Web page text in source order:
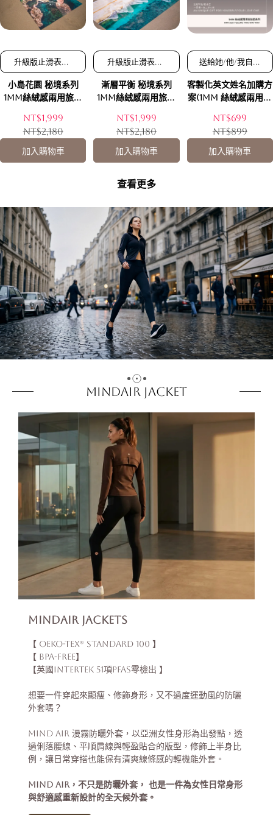
升級版止滑表層/
兩用瑜珈墊，是瑜
珈墊也是鋪巾/榮
獲多國設計獎項，
嚴選超細纖維，強
效濕止滑，瞬間吸
小島花園 秘境系列
1mm絲絨感兩用旅行
層/附贈隨行攜帶包)
NT$1,999
NT$2,180
加入購物車
升級版止滑表層/
兩用瑜珈墊，是瑜
珈墊也是鋪巾/榮
獲多國設計獎項，
嚴選超細纖維，強
效濕止滑，瞬間吸
漸層平衡 秘境系列
1mm絲絨感兩用旅行
層/附贈隨行攜帶包)
NT$1,999
NT$2,180
加入購物車
送給她/他/我自己
一份獨一無二的心
意
客製化英文姓名加購方
案(1mm 絲絨感兩用瑜
我自己 一份獨一無二
的心意
NT$699
NT$899
加入購物車
查看更多
MindAir Jacket
MindAir Jackets
【 OEKO-TEX® Standard 100 】
【 BPA-free】
【英國INTERTEK 51項PFAS零檢出 】
想要一件穿起來顯瘦、修飾身形，又不過度運動風的防曬
外套嗎？
MIND AIR 漫霧防曬外套，以亞洲女性身形為出發點，透
過俐落腰線、平順肩線與輕盈貼合的版型，修飾上半身比
例，讓日常穿搭也能保有清爽線條感的輕機能外套。
MIND AIR，不只是防曬外套， 也是一件為女性日常身形
與舒適感重新設計的全天候外套。